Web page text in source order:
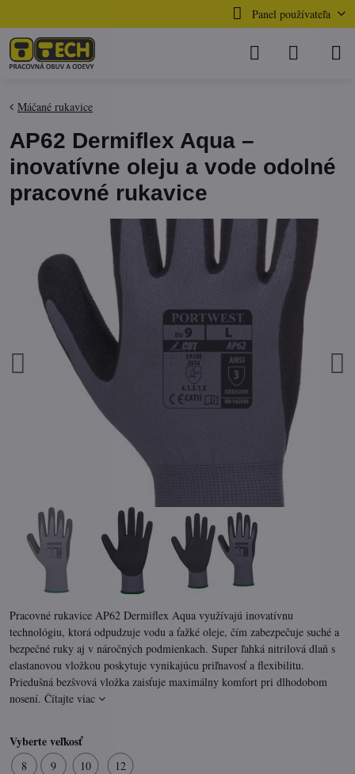
Panel používateľa
Máčané rukavice
AP62 Dermiflex Aqua –
inovatívne oleju a vode odolné
pracovné rukavice
Pracovné rukavice AP62 Dermiflex Aqua využívajú inovatívnu
technológiu, ktorá odpudzuje vodu a ťažké oleje, čím zabezpečuje suché a
bezpečné ruky aj v náročných podmienkach. Super ľahká nitrilová dlaň s
elastanovou vložkou poskytuje vynikajúcu priľnavosť a flexibilitu.
Priedušná bezšvová vložka zaisťuje maximálny komfort pri dlhodobom
nosení. Čítajte viac
Vyberte veľkosť
8 9 10 12